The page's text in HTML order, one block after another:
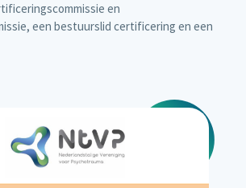
en
een bestuurslid certificering en een